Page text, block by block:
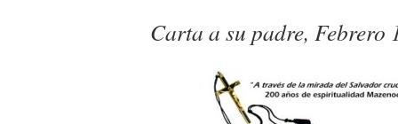
Carta a su padre, Febrero